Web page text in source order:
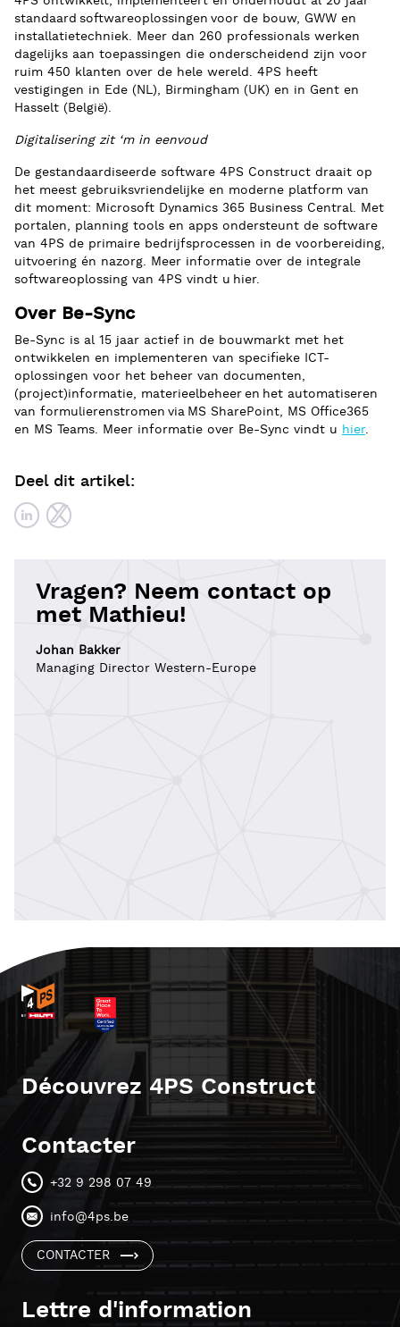
standaard softwareoplossingen voor de bouw, GWW en
installatietechniek. Meer dan 260 professionals werken
dagelijks aan toepassingen die onderscheidend zijn voor
ruim 450 klanten over de hele wereld. 4PS heeft
vestigingen in Ede (NL), Birmingham (UK) en in Gent en
Hasselt (België).
Digitalisering zit ‘m in eenvoud
De gestandaardiseerde software 4PS Construct draait op
het meest gebruiksvriendelijke en moderne platform van
dit moment: Microsoft Dynamics 365 Business Central. Met
portalen, planning tools en apps ondersteunt de software
van 4PS de primaire bedrijfsprocessen in de voorbereiding,
uitvoering én nazorg. Meer informatie over de integrale
softwareoplossing van 4PS vindt u hier.
Over Be-Sync
Be-Sync is al 15 jaar actief in de bouwmarkt met het
ontwikkelen en implementeren van specifieke ICT-
oplossingen voor het beheer van documenten,
(project)informatie, materieelbeheer en het automatiseren
van formulierenstromen via MS SharePoint, MS Office365
en MS Teams. Meer informatie over Be-Sync vindt u hier.
Deel dit artikel:
Vragen? Neem contact op
met Mathieu!
Johan Bakker
Managing Director Western-Europe
Découvrez 4PS Construct
Contacter
+32 9 298 07 49
info@4ps.be
CONTACTER
Lettre d'information